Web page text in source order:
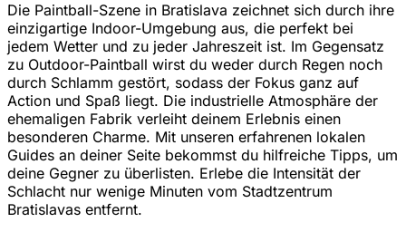
Die Paintball-Szene in Bratislava zeichnet sich durch ihre
einzigartige Indoor-Umgebung aus, die perfekt bei
jedem Wetter und zu jeder Jahreszeit ist. Im Gegensatz
zu Outdoor-Paintball wirst du weder durch Regen noch
durch Schlamm gestört, sodass der Fokus ganz auf
Action und Spaß liegt. Die industrielle Atmosphäre der
ehemaligen Fabrik verleiht deinem Erlebnis einen
besonderen Charme. Mit unseren erfahrenen lokalen
Guides an deiner Seite bekommst du hilfreiche Tipps, um
deine Gegner zu überlisten. Erlebe die Intensität der
Schlacht nur wenige Minuten vom Stadtzentrum
Bratislavas entfernt.